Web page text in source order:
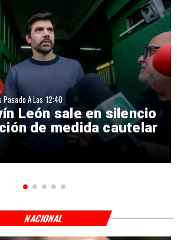
León sale en silencio
de medida cautelar
Pasado A Las 12:40
NACIONAL